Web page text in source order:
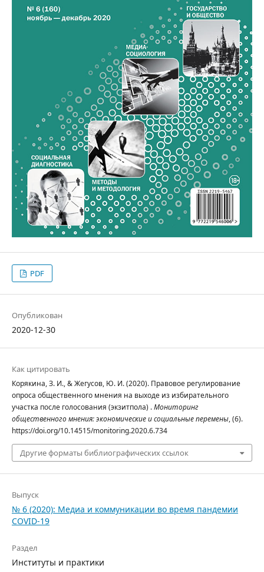
PDF
Опубликован
2020-12-30
Как цитировать
Корякина, З. И., & Жегусов, Ю. И. (2020). Правовое регулирование
опроса общественного мнения на выходе из избирательного
участка после голосования (экзитпола) .Мониторинг
общественного мнения: экономические и социальные перемены, (6).
https://doi.org/10.14515/monitoring.2020.6.734
Другие форматы библиографических ссылок
Выпуск
№ 6 (2020): Медиа и коммуникации во время пандемии
COVID-19
Раздел
Институты и практики